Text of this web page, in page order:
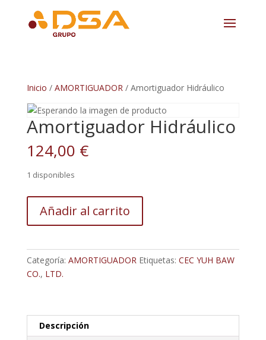
Inicio / AMORTIGUADOR/ Amortiguador Hidráulico
Amortiguador Hidráulico
124,00 €
1 disponibles
Hidráulico
cantidad
Añadir al carrito
Categoría: AMORTIGUADOR Etiquetas: CEC YUH BAW
CO., LTD.
Descripción